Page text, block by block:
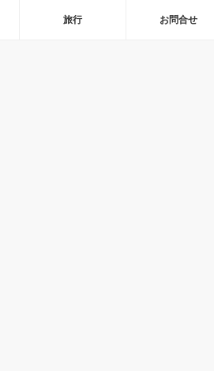
旅行 お問合せ